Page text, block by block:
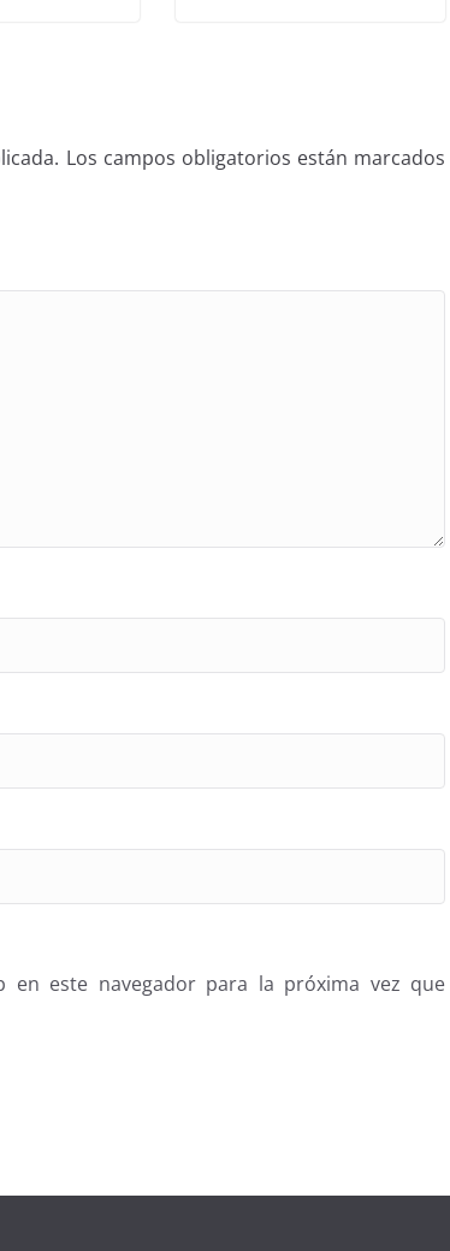
Los campos obligatorios están marcados
este navegador para la próxima vez que